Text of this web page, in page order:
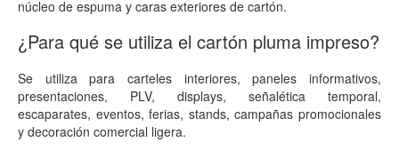
núcleo de espuma y caras exteriores de cartón.
¿Para qué se utiliza el cartón pluma impreso?
Se utiliza para carteles interiores, paneles informativos,
presentaciones, PLV, displays, señalética temporal,
escaparates, eventos, ferias, stands, campañas promocionales
y decoración comercial ligera.